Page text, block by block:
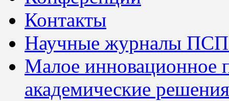
Контакты
Научные журналы
Малое инновационное
академические